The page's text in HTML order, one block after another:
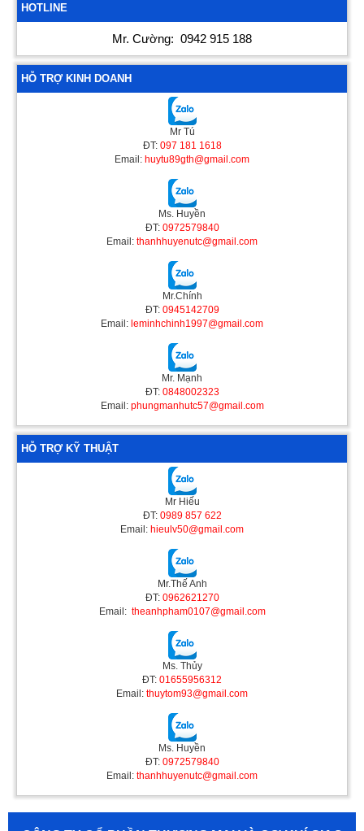
HOTLINE
Mr. Cường: 0942 915 188
HỖ TRỢ KINH DOANH
Mr Tú
ĐT: 097 181 1618
Email: huytu89gth@gmail.com
Ms. Huyền
ĐT: 0972579840
Email: thanhhuyenutc@gmail.com
Mr.Chính
ĐT: 0945142709
Email: leminhchinh1997@gmail.com
Mr. Mạnh
ĐT: 0848002323
Email: phungmanhutc57@gmail.com
HỖ TRỢ KỸ THUẬT
Mr Hiếu
ĐT: 0989 857 622
Email: hieulv50@gmail.com
Mr.Thế Anh
ĐT: 0962621270
Email: theanhpham0107@gmail.com
Ms. Thủy
ĐT: 01655956312
Email: thuytom93@gmail.com
Ms. Huyền
ĐT: 0972579840
Email: thanhhuyenutc@gmail.com